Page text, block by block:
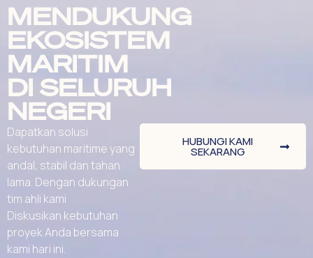
MENDUKUNG
EKOSISTEM
MARITIM
DI SELURUH
NEGERI
Dapatkan solusi
kebutuhan maritime yang
andal, stabil dan tahan
lama. Dengan dukungan
tim ahli kami
Diskusikan kebutuhan
proyek Anda bersama
kami hari ini.
HUBUNGI KAMI
SEKARANG